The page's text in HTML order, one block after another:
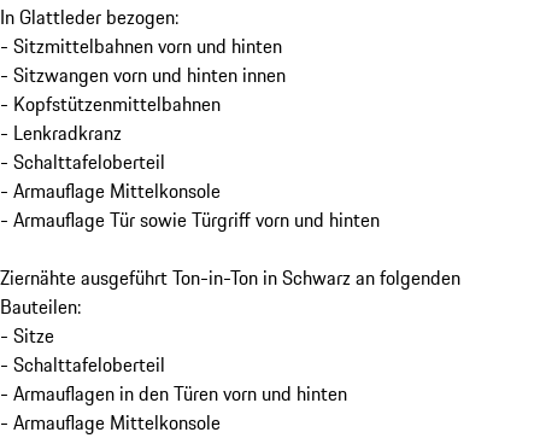
In Glattleder bezogen:
- Sitzmittelbahnen vorn und hinten
- Sitzwangen vorn und hinten innen
- Kopfstützenmittelbahnen
- Lenkradkranz
- Schalttafeloberteil
- Armauflage Mittelkonsole
- Armauflage Tür sowie Türgriff vorn und hinten
Ziernähte ausgeführt Ton-in-Ton in Schwarz an folgenden
Bauteilen:
- Sitze
- Schalttafeloberteil
- Armauflagen in den Türen vorn und hinten
- Armauflage Mittelkonsole